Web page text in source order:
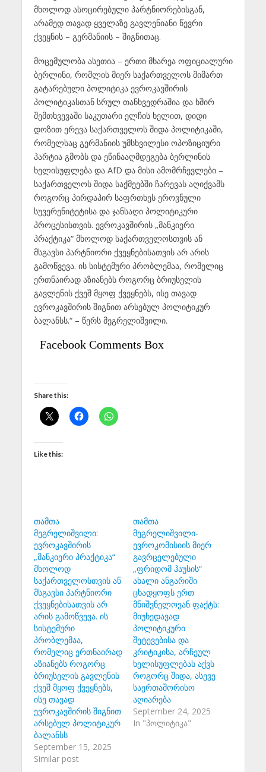
მხოლოდ ასოცირებული პარტნიორებისგან,
არამედ თავად ყველაზე გავლენიანი წევრი
ქვეყნის – გერმანიის – შიგნითაც.
მოცემულობა ასეთია – ერთი მხარეა ოფიციალური
ბერლინი, რომლის მიერ საქართველოს მიმართ
გატარებული პოლიტიკა ევროკავშირის
პოლიტიკასთან სრულ თანხვედრაშია და ხშირ
შემთხვევაში საკუთარი ელჩის ხელით, დიდი
დოზით ერევა საქართველოს შიდა პოლიტიკაში,
რომელსაც გერმანიის უმსხვილესი ოპოზიციური
პარტია გმობს და ეწინააღმდეგება ბერლინის
ხელისუფლება და AfD და მისი ამომრჩევლები –
საქართველოს შიდა საქმეებში ჩარევას აღიქვამს
როგორც პირდაპირ საფრთხეს ეროვნული
სუვერენიტეტისა და ჯანსაღი პოლიტიკური
პროცესისთვის. ევროკავშირის „მანკიერი
პრაქტიკა“ მხოლოდ საქართველოსთვის ან
მსგავსი პარტნიორი ქვეყნებისათვის არ არის
გამოწვევა. ის სისტემური პრობლემაა, რომელიც
ერთნაირად აზიანებს როგორც ბრიუსელის
გავლენის ქვეშ მყოფ ქვეყნებს, ისე თავად
ევროკავშირის შიგნით არსებულ პოლიტიკურ
ბალანსს.“ – წერს მეგრელიშვილი.
Facebook Comments Box
Share this:
Like this:
თამთა
მეგრელიშვილი:
ევროკავშირის
„მანკიერი პრაქტიკა“
მხოლოდ
საქართველოსთვის ან
მსგავსი პარტნიორი
ქვეყნებისათვის არ
არის გამოწვევა. ის
სისტემური
პრობლემაა,
რომელიც ერთნაირად
აზიანებს როგორც
ბრიუსელის გავლენის
ქვეშ მყოფ ქვეყნებს,
ისე თავად
ევროკავშირის შიგნით
არსებულ პოლიტიკურ
ბალანსს
September 15, 2025
Similar post
თამთა
მეგრელიშვილი-
ევროკომისიის მიერ
გავრცელებული
„ფრიდომ ჰაუსის“
ახალი ანგარიში
ცხადყოფს ერთ
მნიშვნელოვან ფაქტს:
მიუხედავად
პოლიტიკური
შეტევებისა და
კრიტიკისა, არჩეულ
ხელისუფლებას აქვს
როგორც შიდა, ასევე
საერთაშორისო
აღიარება
September 24, 2025
In "პოლიტიკა"